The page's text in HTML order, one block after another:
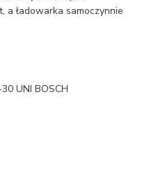
ładowarka samoczynnie
UNI BOSCH